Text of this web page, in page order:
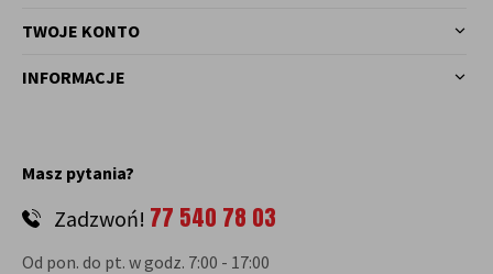
TWOJE KONTO
INFORMACJE
Masz pytania?
Zadzwoń! 77 540 78 03
Od pon. do pt. w godz. 7:00 - 17:00